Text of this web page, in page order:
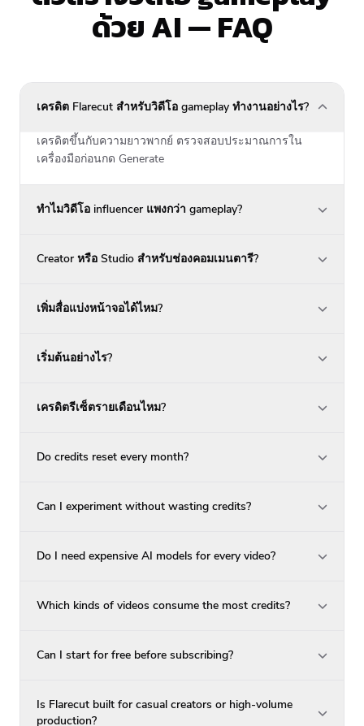
ด้วย AI — FAQ
เครดิต Flarecut สำหรับวิดีโอ gameplay ทำงานอย่างไร?
เครดิตขึ้นกับความยาวพากย์ ตรวจสอบประมาณการใน
เครื่องมือก่อนกด Generate
ทำไมวิดีโอ influencer แพงกว่า gameplay?
Creator หรือ Studio สำหรับช่องคอมเมนตารี?
เพิ่มสื่อแบ่งหน้าจอได้ไหม?
เริ่มต้นอย่างไร?
เครดิตรีเซ็ตรายเดือนไหม?
Do credits reset every month?
Can I experiment without wasting credits?
Do I need expensive AI models for every video?
Which kinds of videos consume the most credits?
Can I start for free before subscribing?
Is Flarecut built for casual creators or high-volume
production?